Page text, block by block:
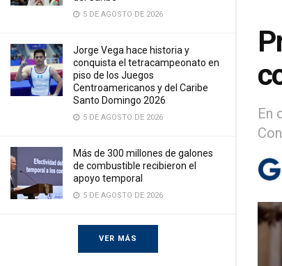
5 DE AGOSTO DE 2026
Jorge Vega hace historia y
conquista el tetracampeonato en
piso de los Juegos
Centroamericanos y del Caribe
Santo Domingo 2026
5 DE AGOSTO DE 2026
Más de 300 millones de galones
de combustible recibieron el
apoyo temporal
5 DE AGOSTO DE 2026
VER MÁS
En